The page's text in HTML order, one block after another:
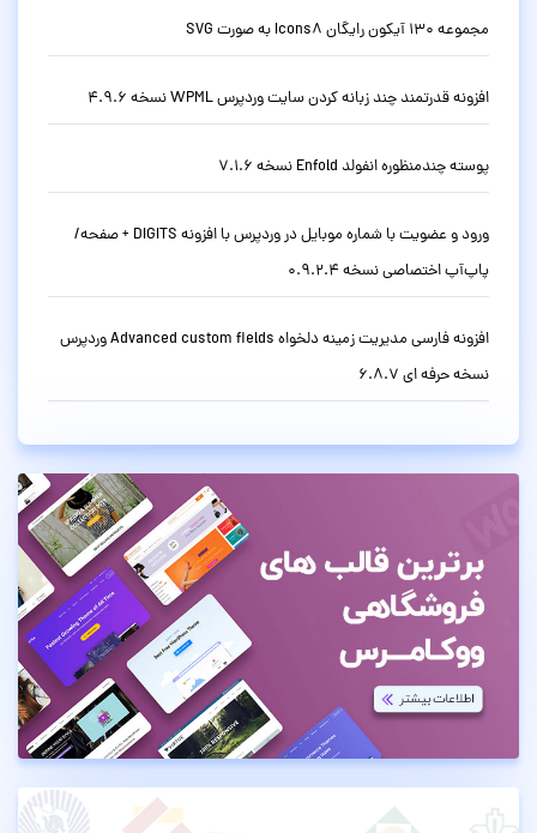
مجموعه 130 آیکون رایگان Icons8 به صورت SVG
افزونه قدرتمند چند زبانه کردن سایت وردپرس WPML نسخه 4.9.6
پوسته چندمنظوره انفولد Enfold نسخه 7.1.6
ورود و عضویت با شماره موبایل در وردپرس با افزونه DIGITS + صفحه/
پاپ‌آپ اختصاصی نسخه 0.9.2.4
افزونه فارسی مدیریت زمینه دلخواه Advanced custom fields وردپرس
نسخه حرفه ای 6.8.7